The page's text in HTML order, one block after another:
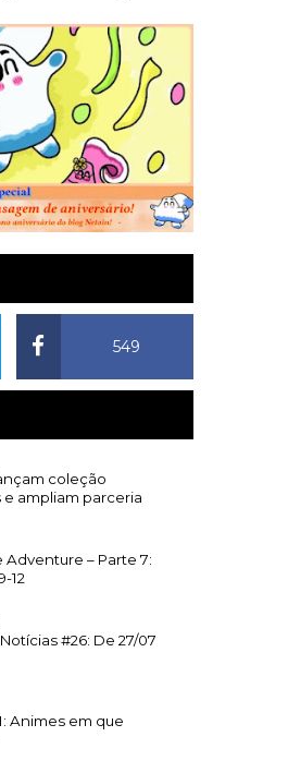
549
coleção
ampliam parceria
Adventure – Parte 7:
12
#26: De 27/07
Animes em que